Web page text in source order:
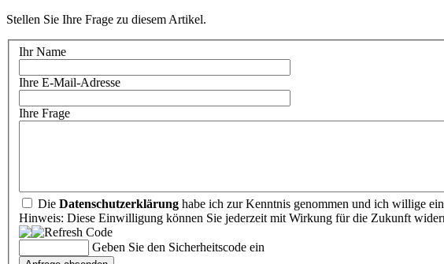
Stellen Sie Ihre Frage zu diesem Artikel.
Ihr Name
Ihre E-Mail-Adresse
Ihre Frage
Die Datenschutzerklärung habe ich zur Kenntnis genommen und ich willige
Hinweis: Diese Einwilligung können Sie jederzeit mit Wirkung für die Zukunft
Geben Sie den Sicherheitscode ein